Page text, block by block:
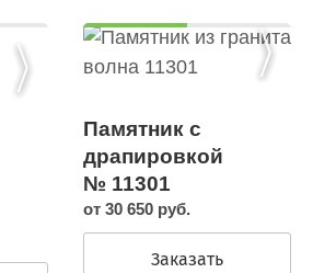
Памятник с
драпировкой
№ 11301
от 30 650 руб.
Заказать